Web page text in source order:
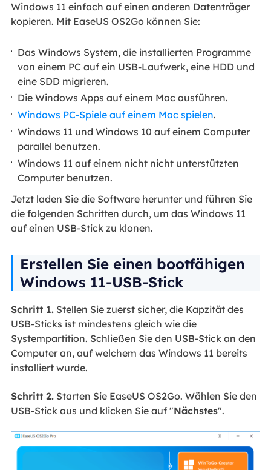
Windows 11 einfach auf einen anderen Datenträger
kopieren. Mit EaseUS OS2Go können Sie:
Das Windows System, die installierten Programme
von einem PC auf ein USB-Laufwerk, eine HDD und
eine SDD migrieren.
Die Windows Apps auf einem Mac ausführen.
Windows PC-Spiele auf einem Mac spielen.
Windows 11 und Windows 10 auf einem Computer
parallel benutzen.
Windows 11 auf einem nicht nicht unterstützten
Computer benutzen.
Jetzt laden Sie die Software herunter und führen Sie
die folgenden Schritten durch, um das Windows 11
auf einen USB-Stick zu klonen.
Erstellen Sie einen bootfähigen
Windows 11-USB-Stick
Schritt 1.Stellen Sie zuerst sicher, die Kapzität des
USB-Sticks ist mindestens gleich wie die
Systempartition. Schließen Sie den USB-Stick an den
Computer an, auf welchem das Windows 11 bereits
installiert wurde.
Schritt 2.Starten Sie EaseUS OS2Go. Wählen Sie den
USB-Stick aus und klicken Sie auf "Nächstes".